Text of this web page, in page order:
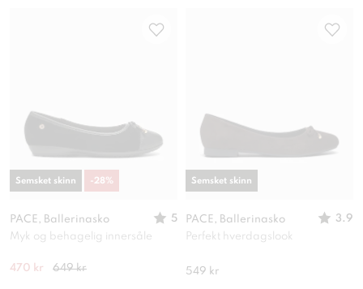
PACE, Ballerinasko
5
Myk og behagelig innersåle
470 kr 649 kr
Semsket skinn -28 %
PACE, Ballerinasko
3.9
Perfekt hverdagslook
549 kr
Semsket skinn